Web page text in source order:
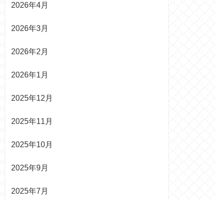
2026年4月
2026年3月
2026年2月
2026年1月
2025年12月
2025年11月
2025年10月
2025年9月
2025年7月